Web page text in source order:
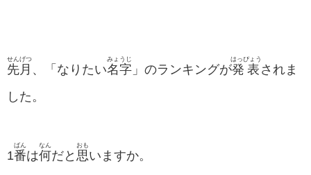
先月
せんげつ
、「なりたい名字
みょうじ
」のランキングが発表
はっぴょう
されま
した。
1番
ばん
は何
なん
だと 思
おも
いますか。